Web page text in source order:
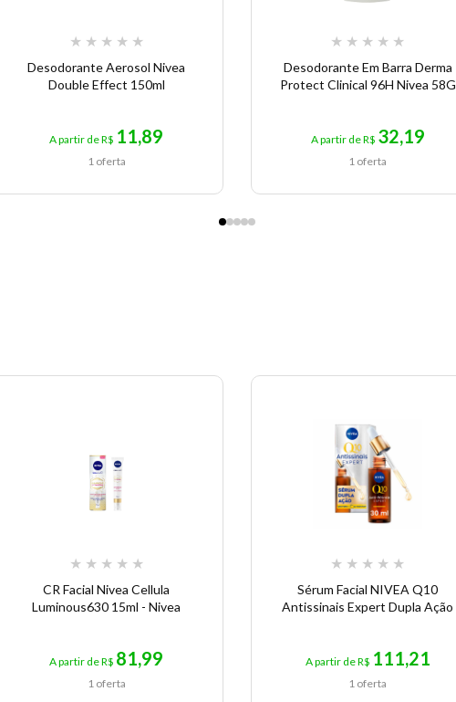
★ ★ ★ ★ ★
Desodorante Aerosol Nivea
Double Effect 150ml
A partir de R$ 11,89
1 oferta
★ ★ ★ ★ ★
Desodorante Em Barra Derma
Protect Clinical 96H Nivea 58G
A partir de R$ 32,19
1 oferta
★ ★ ★ ★ ★
CR Facial Nivea Cellula
Luminous630 15ml - Nivea
A partir de R$ 81,99
1 oferta
★ ★ ★ ★ ★
Sérum Facial NIVEA Q10
Antissinais Expert Dupla Ação
A partir de R$ 111,21
1 oferta